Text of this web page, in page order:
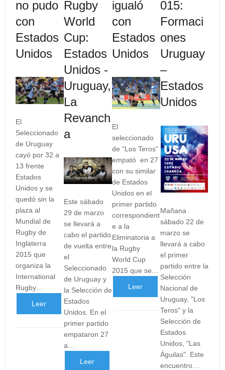
no pudo
con
Estados
Unidos
El
Seleccionado
de Uruguay
cayó por 32 a
13 frente
Estados
Unidos y se
quedó sin la
plaza al
Mundial de
Rugby de
Inglaterra
2015 que
organiza la
International
Rugby…
Leer
Rugby
World
Cup:
Estados
Unidos -
Uruguay,
La
Revanch
a
Este sábado
29 de marzo
se llevará a
cabo el partido
de vuelta entre
el
Seleccionado
de Uruguay y
la Selección de
Estados
Unidos. En el
primer partido
empataron 27
a…
Leer
igualó
con
Estados
Unidos
El
seleccionado
de “Los Teros”
empató en 27
con su similar
de Estados
Unidos en el
primer partido
correspondient
e a la
Eliminatoria a
la Rugby
World Cup
2015 que se…
Leer
015:
Formaci
ones
Uruguay
–
Estados
Unidos
Mañana
sábado 22 de
marzo se
llevará a cabo
el primer
partido entre la
Selección
Nacional de
Uruguay, "Los
Teros" y la
Selección de
Estados
Unidos, "Las
Águilas". Este
encuentro…